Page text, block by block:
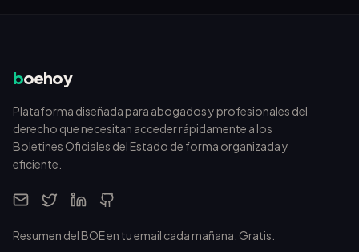
boehoy
Plataforma diseñada para abogados y profesionales del
derecho que necesitan acceder rápidamente a los
Boletines Oficiales del Estado de forma organizada y
eficiente.
Resumen del BOE en tu email cada mañana. Gratis.